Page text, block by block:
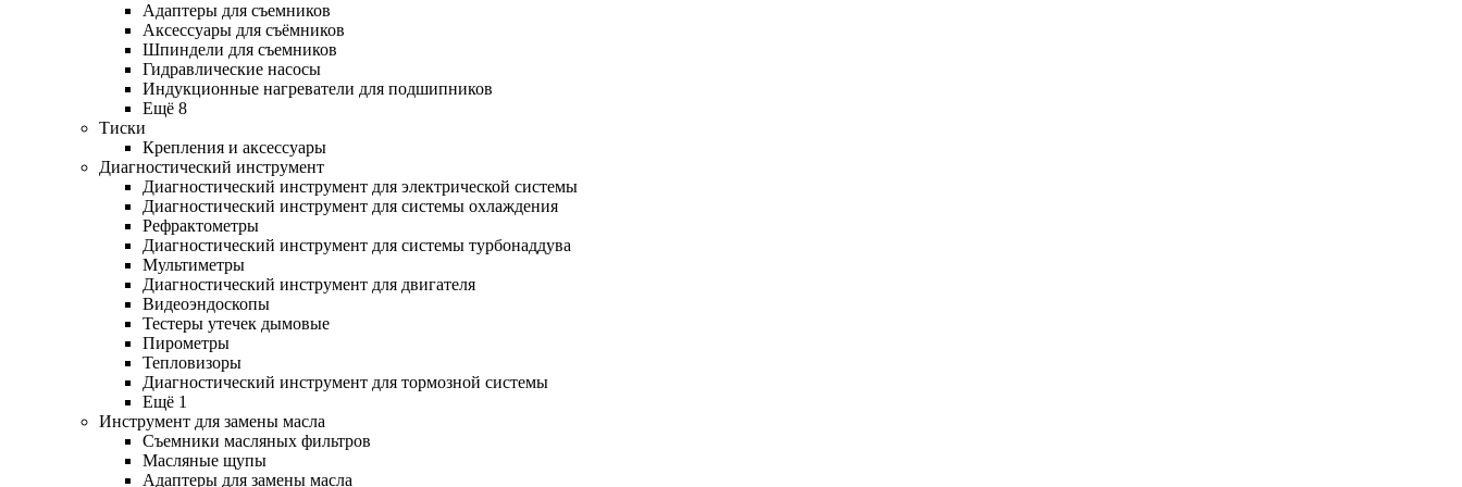
Адаптеры для съемников
Аксессуары для съёмников
Шпиндели для съемников
Гидравлические насосы
Индукционные нагреватели для подшипников
Ещё 8
Тиски
Крепления и аксессуары
Диагностический инструмент
Диагностический инструмент для электрической системы
Диагностический инструмент для системы охлаждения
Рефрактометры
Диагностический инструмент для системы турбонаддува
Мультиметры
Диагностический инструмент для двигателя
Видеоэндоскопы
Тестеры утечек дымовые
Пирометры
Тепловизоры
Диагностический инструмент для тормозной системы
Ещё 1
Инструмент для замены масла
Съемники масляных фильтров
Масляные щупы
Адаптеры для замены масла